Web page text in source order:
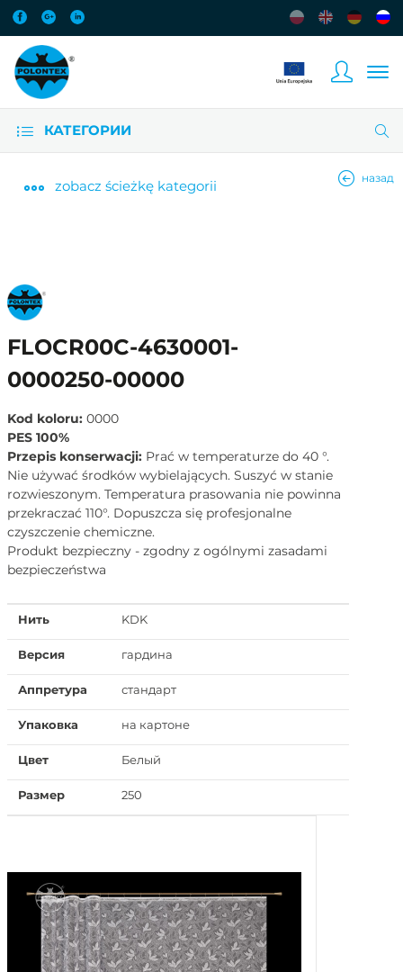
КАТЕГОРИИ
zobacz ścieżkę kategorii назад
FLOCR00C-4630001-
0000250-00000
Kod koloru: 0000
PES 100%
Przepis konserwacji: Prać w temperaturze do 40 °.
Nie używać środków wybielających. Suszyć w stanie
rozwieszonym. Temperatura prasowania nie powinna
przekraczać 110°. Dopuszcza się profesjonalne
czyszczenie chemiczne.
Produkt bezpieczny - zgodny z ogólnymi zasadami
bezpieczeństwa
Нить KDK
Версия гардина
Аппретура стандарт
Упаковка на картоне
Цвет Белый
Размер 250